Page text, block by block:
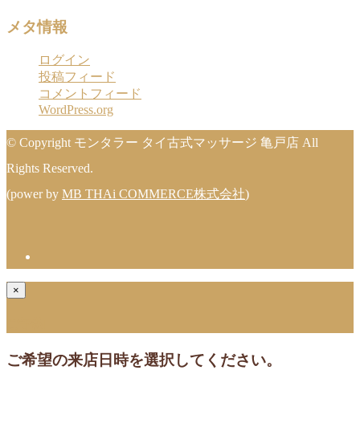
メタ情報
ログイン
投稿フィード
コメントフィード
WordPress.org
© Copyright モンタラー タイ古式マッサージ 亀戸店 All
Rights Reserved.
(power by MB THAi COMMERCE株式会社)
×
ご希望の来店日時を選択してください。